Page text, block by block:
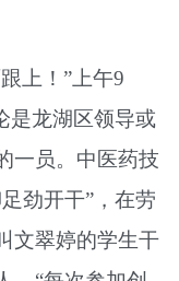
上！”上午9
是龙湖区领导或
一员。中医药技
劲开干”，在劳
文翠婷的学生干